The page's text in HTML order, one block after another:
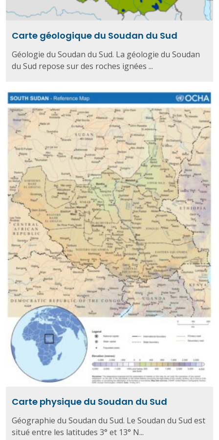
Carte géologique du Soudan du Sud
Géologie du Soudan du Sud. La géologie du Soudan
du Sud repose sur des roches ignées ...
Carte physique du Soudan du Sud
Géographie du Soudan du Sud. Le Soudan du Sud est
situé entre les latitudes 3° et 13° N...